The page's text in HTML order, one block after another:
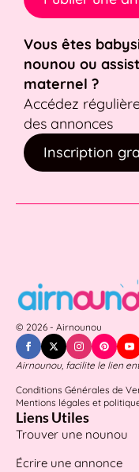
Vous êtes
nounou ou
maternel ?
Accédez
des annonces
Inscription
© 2026 - Airnounou
Airnounou, facilite le lien
Conditions Générales de
Mentions légales et
Liens Utiles
Trouver une nounou
Écrire une annonce